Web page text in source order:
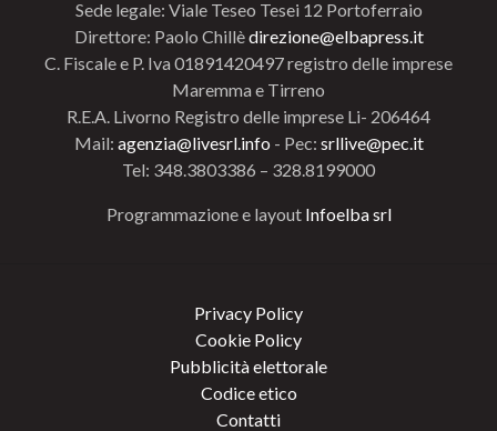
Sede legale: Viale Teseo Tesei 12 Portoferraio
Direttore: Paolo Chillèdirezione@elbapress.it
C. Fiscale e P. Iva 01891420497 registro delle imprese
Maremma e Tirreno
R.E.A. Livorno Registro delle imprese Li- 206464
Mail: agenzia@livesrl.info - Pec: srllive@pec.it
Tel: 348.3803386 – 328.8199000
Programmazione e layout Infoelba srl
Privacy Policy
Cookie Policy
Pubblicità elettorale
Codice etico
Contatti